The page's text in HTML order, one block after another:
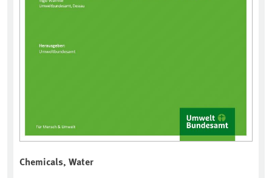
Chemicals, Water